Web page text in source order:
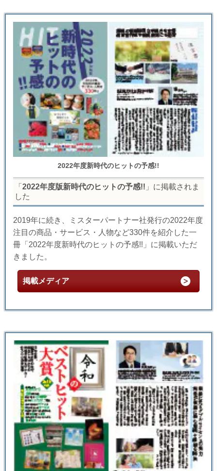
2022年度新時代のヒットの予感!!
「 2022年度版新時代のヒットの予感!! 」に掲載されま
した
2019年に続き、ミスターパートナー社発行の2022年度
注目の商品・サービス・人物など330件を紹介した一
冊「2022年度新時代のヒットの予感!!」に掲載いただ
きました。
掲載メディア